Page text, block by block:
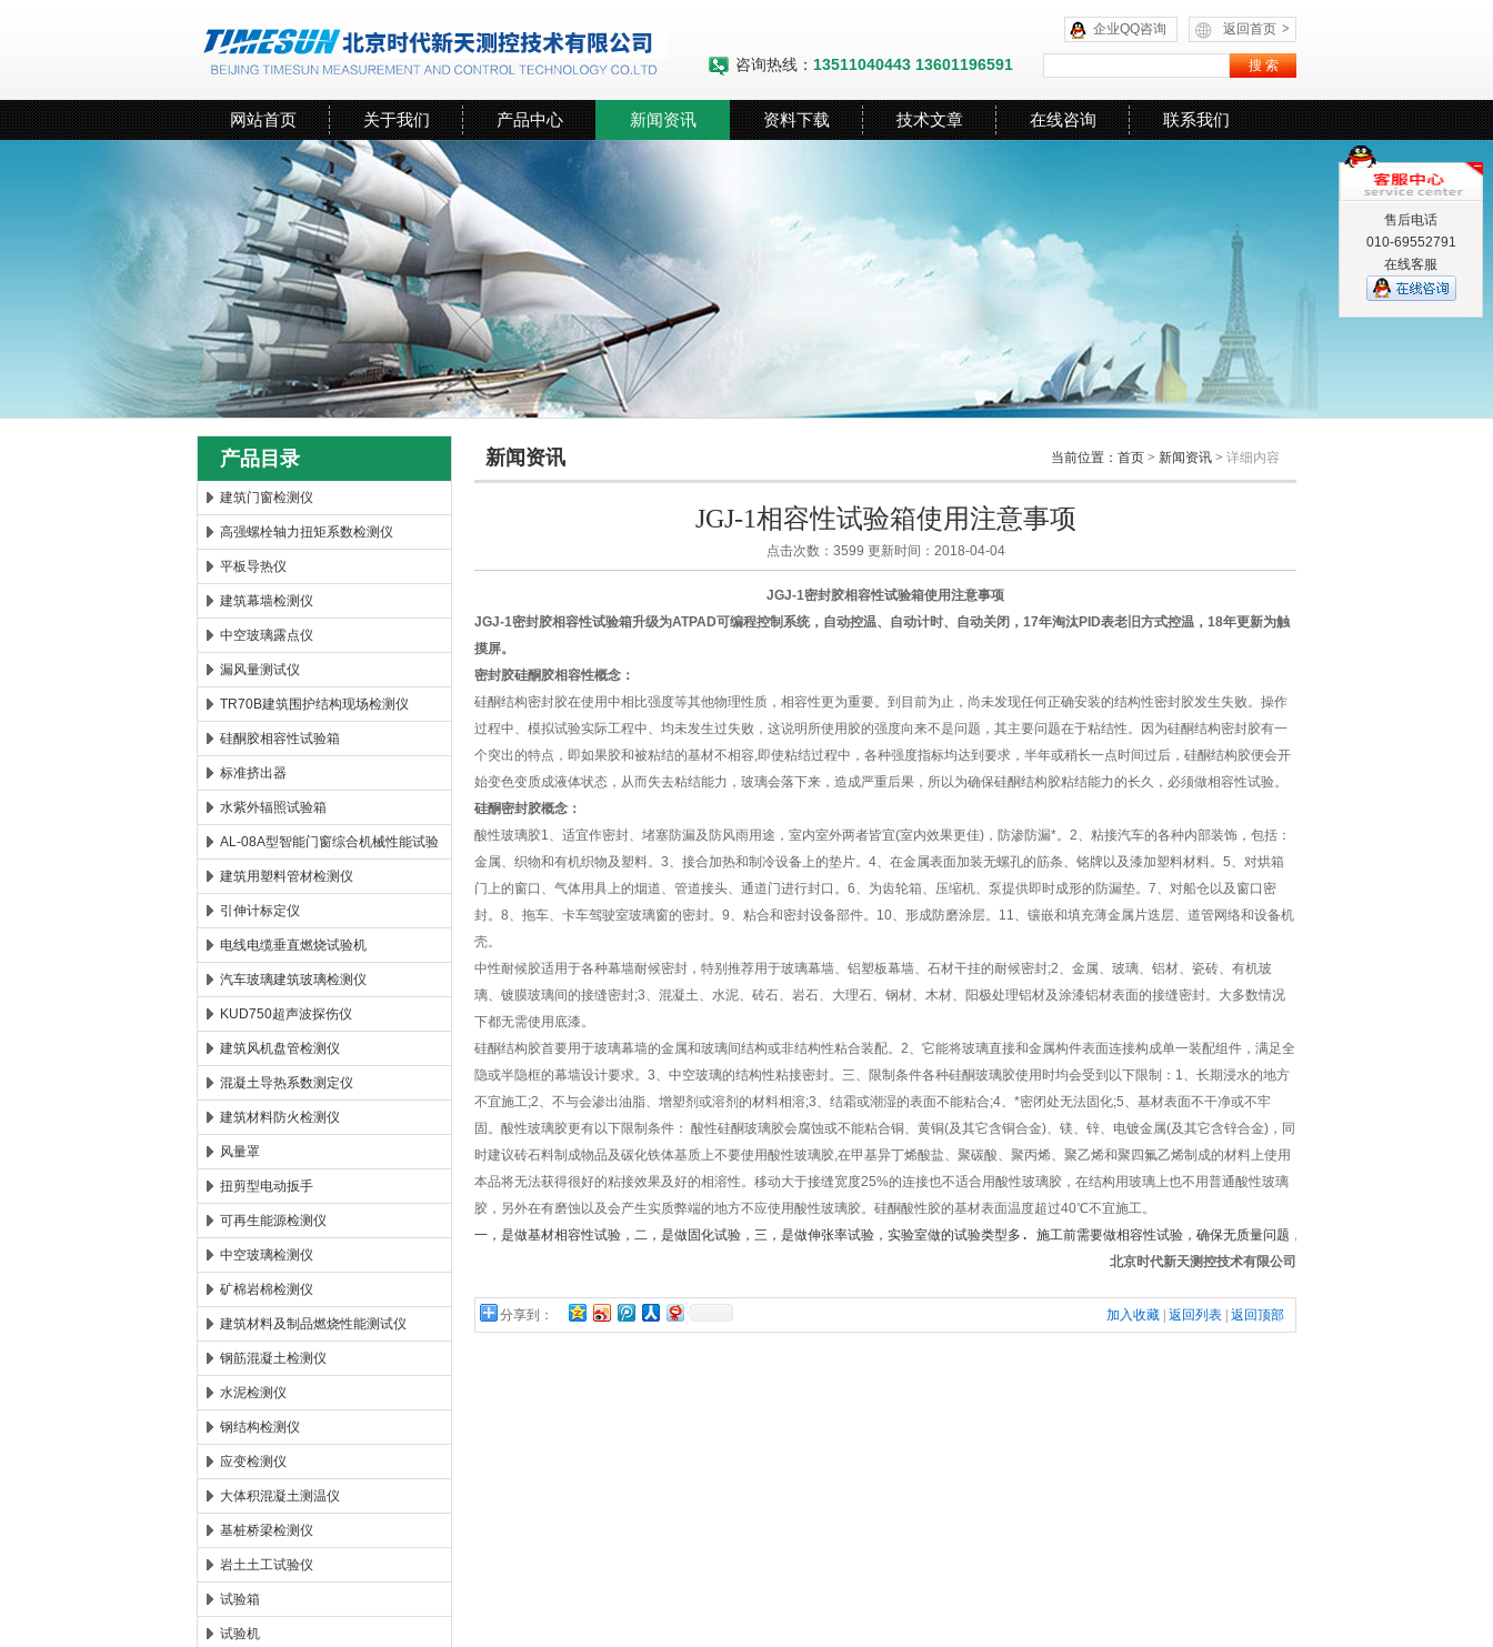
北京时代新天测控技术有限公司
返回首页 >
企业QQ咨询
咨询热线： 13511040443 13601196591
网站首页 关于我们 产品中心 新闻资讯 资料下载 技术文章 在线咨询 联系我们
产品目录
建筑门窗检测仪
高强螺栓轴力扭矩系数检测仪
平板导热仪
建筑幕墙检测仪
中空玻璃露点仪
漏风量测试仪
TR70B建筑围护结构现场检测仪
硅酮胶相容性试验箱
标准挤出器
水紫外辐照试验箱
AL-08A型智能门窗综合机械性能试验
机
建筑用塑料管材检测仪
引伸计标定仪
电线电缆垂直燃烧试验机
汽车玻璃建筑玻璃检测仪
KUD750超声波探伤仪
建筑风机盘管检测仪
混凝土导热系数测定仪
建筑材料防火检测仪
风量罩
扭剪型电动扳手
可再生能源检测仪
中空玻璃检测仪
矿棉岩棉检测仪
建筑材料及制品燃烧性能测试仪
钢筋混凝土检测仪
水泥检测仪
钢结构检测仪
应变检测仪
大体积混凝土测温仪
基桩桥梁检测仪
岩土土工试验仪
试验箱
试验机
新闻资讯 当前位置： 首页 > 新闻资讯 > 详细内容
JGJ-1相容性试验箱使用注意事项
点击次数：3599 更新时间：2018-04-04
JGJ-1密封胶相容性试验箱使用注意事项
JGJ-1密封胶相容性试验箱升级为ATPAD可编程控制系统，自动控温、自动计时、自动关闭，17年淘汰PID表老旧方式控温，18年更新为触
摸屏。
密封胶硅酮胶相容性概念：
硅酮结构密封胶在使用中相比强度等其他物理性质，相容性更为重要。到目前为止，尚未发现任何正确安装的结构性密封胶发生失败。操作
过程中、模拟试验实际工程中、均未发生过失败，这说明所使用胶的强度向来不是问题，其主要问题在于粘结性。因为硅酮结构密封胶有一
个突出的特点，即如果胶和被粘结的基材不相容,即使粘结过程中，各种强度指标均达到要求，半年或稍长一点时间过后，硅酮结构胶便会开
始变色变质成液体状态，从而失去粘结能力，玻璃会落下来，造成严重后果，所以为确保硅酮结构胶粘结能力的长久，必须做相容性试验。
硅酮密封胶概念：
酸性玻璃胶1、适宜作密封、堵塞防漏及防风雨用途，室内室外两者皆宜(室内效果更佳)，防渗防漏*。2、粘接汽车的各种内部装饰，包括：
金属、织物和有机织物及塑料。3、接合加热和制冷设备上的垫片。4、在金属表面加装无螺孔的筋条、铭牌以及漆加塑料材料。5、对烘箱
门上的窗口、气体用具上的烟道、管道接头、通道门进行封口。6、为齿轮箱、压缩机、泵提供即时成形的防漏垫。7、对船仓以及窗口密
封。8、拖车、卡车驾驶室玻璃窗的密封。9、粘合和密封设备部件。10、形成防磨涂层。11、镶嵌和填充薄金属片迭层、道管网络和设备机
壳。
中性耐候胶适用于各种幕墙耐候密封，特别推荐用于玻璃幕墙、铝塑板幕墙、石材干挂的耐候密封;2、金属、玻璃、铝材、瓷砖、有机玻
璃、镀膜玻璃间的接缝密封;3、混凝土、水泥、砖石、岩石、大理石、钢材、木材、阳极处理铝材及涂漆铝材表面的接缝密封。大多数情况
下都无需使用底漆。
硅酮结构胶首要用于玻璃幕墙的金属和玻璃间结构或非结构性粘合装配。2、它能将玻璃直接和金属构件表面连接构成单一装配组件，满足全
隐或半隐框的幕墙设计要求。3、中空玻璃的结构性粘接密封。三、限制条件各种硅酮玻璃胶使用时均会受到以下限制：1、长期浸水的地方
不宜施工;2、不与会渗出油脂、增塑剂或溶剂的材料相溶;3、结霜或潮湿的表面不能粘合;4、*密闭处无法固化;5、基材表面不干净或不牢
固。酸性玻璃胶更有以下限制条件： 酸性硅酮玻璃胶会腐蚀或不能粘合铜、黄铜(及其它含铜合金)、镁、锌、电镀金属(及其它含锌合金)，同
时建议砖石料制成物品及碳化铁体基质上不要使用酸性玻璃胶,在甲基异丁烯酸盐、聚碳酸、聚丙烯、聚乙烯和聚四氟乙烯制成的材料上使用
本品将无法获得很好的粘接效果及好的相溶性。移动大于接缝宽度25%的连接也不适合用酸性玻璃胶，在结构用玻璃上也不用普通酸性玻璃
胶，另外在有磨蚀以及会产生实质弊端的地方不应使用酸性玻璃胶。硅酮酸性胶的基材表面温度超过40℃不宜施工。
一，是做基材相容性试验，二，是做固化试验，三，是做伸张率试验，实验室做的试验类型多. 施工前需要做相容性试验，确保无质量问题，试验和施工的胶是同批号。
北京时代新天测控技术有限公司
分享到： 加入收藏 返回列表 返回顶部
售后电话
010-69552791
在线客服